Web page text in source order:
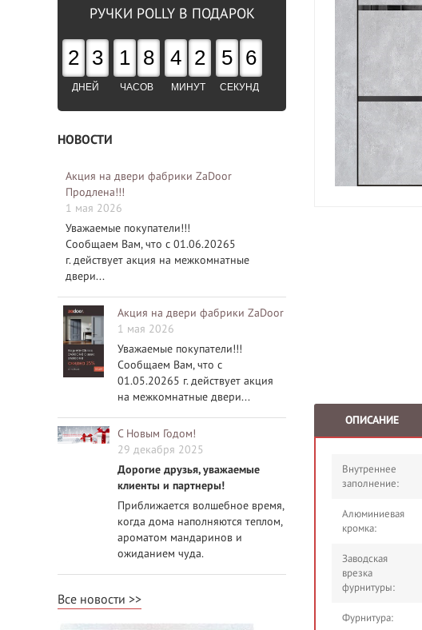
РУЧКИ POLLY В ПОДАРОК
2 3
ДНЕЙ
1 8
ЧАСОВ
4 2
МИНУТ
5 5
СЕКУНД
НОВОСТИ
Акция на двери фабрики ZaDoor
Продлена!!!
1 мая 2026
Уважаемые покупатели!!!
Сообщаем Вам, что с 01.06.20265
г. действует акция на межкомнатные
двери...
Акция на двери фабрики ZaDoor
1 мая 2026
Уважаемые покупатели!!!
Сообщаем Вам, что с
01.05.20265 г. действует акция
на межкомнатные двери...
С Новым Годом!
29 декабря 2025
Дорогие друзья, уважаемые
клиенты и партнеры!
Приближается волшебное время,
когда дома наполняются теплом,
ароматом мандаринов и
ожиданием чуда.
Все новости
ОПИСАНИЕ
Внутреннее
заполнение:
Алюминиевая
кромка:
Заводская
врезка
фурнитуры:
Фурнитура: